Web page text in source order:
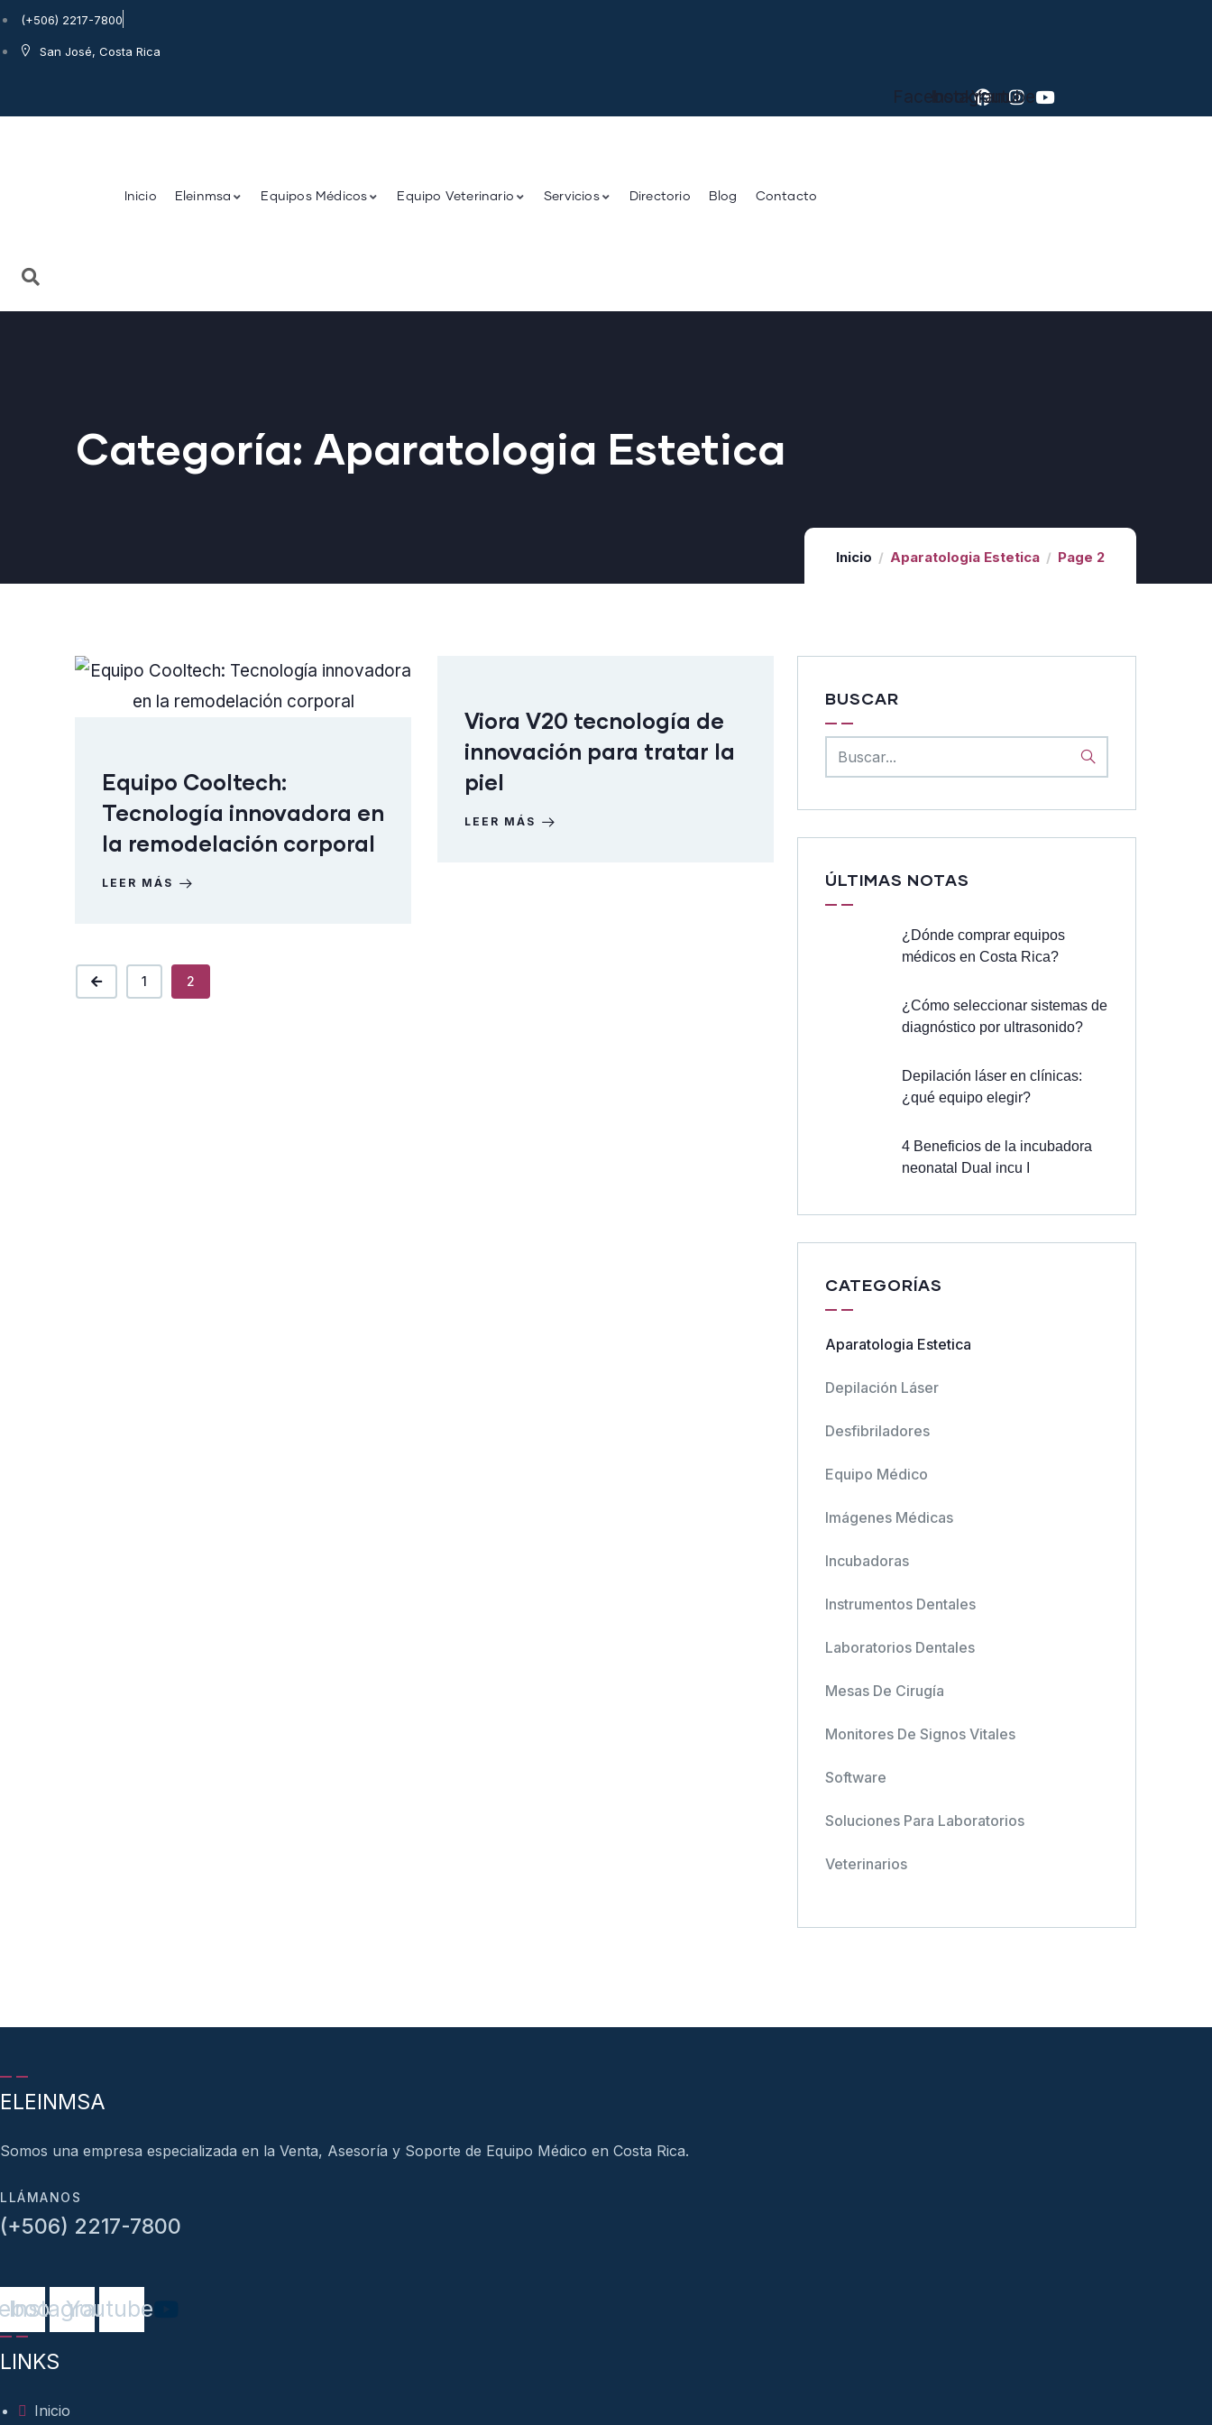
(+506) 2217-7800
San José, Costa Rica
Facebook
Instagram
Youtube
Inicio Eleinmsa Equipos Médicos Equipo Veterinario Servicios Directorio Blog Contacto
Categoría: Aparatologia Estetica
Inicio Aparatologia Estetica Page 2
Equipo Cooltech:
Tecnología innovadora en
la remodelación corporal
LEER MÁS
Viora V20 tecnología de
innovación para tratar la
piel
LEER MÁS
1 2
BUSCAR
ÚLTIMAS NOTAS
¿Dónde comprar equipos
médicos en Costa Rica?
¿Cómo seleccionar sistemas de
diagnóstico por ultrasonido?
Depilación láser en clínicas:
¿qué equipo elegir?
4 Beneficios de la incubadora
neonatal Dual incu I
CATEGORÍAS
Aparatologia Estetica
Depilación Láser
Desfibriladores
Equipo Médico
Imágenes Médicas
Incubadoras
Instrumentos Dentales
Laboratorios Dentales
Mesas De Cirugía
Monitores De Signos Vitales
Software
Soluciones Para Laboratorios
Veterinarios
ELEINMSA
Somos una empresa especializada en la Venta, Asesoría y Soporte de Equipo Médico en Costa Rica.
LLÁMANOS
(+506) 2217-7800
Instagram
Youtube
LINKS
Inicio